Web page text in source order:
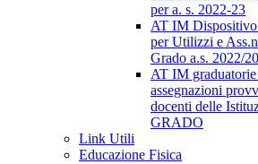
per a. s. 2022-23
AT IM
per Utilizzi e
Grado a.s. 2022/
AT IM
assegnazioni
docenti delle
GRADO
Link Utili
Educazione Fisica